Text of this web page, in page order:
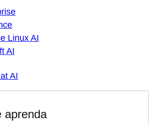
Linux AI
AI
AI
aprenda